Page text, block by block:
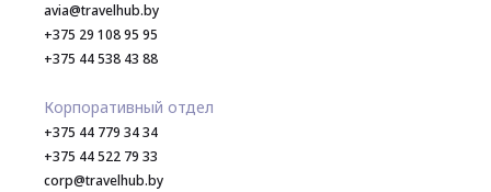
avia@travelhub.by
+375 29 108 95 95
+375 44 538 43 88
Корпоративный отдел
+375 44 779 34 34
+375 44 522 79 33
corp@travelhub.by